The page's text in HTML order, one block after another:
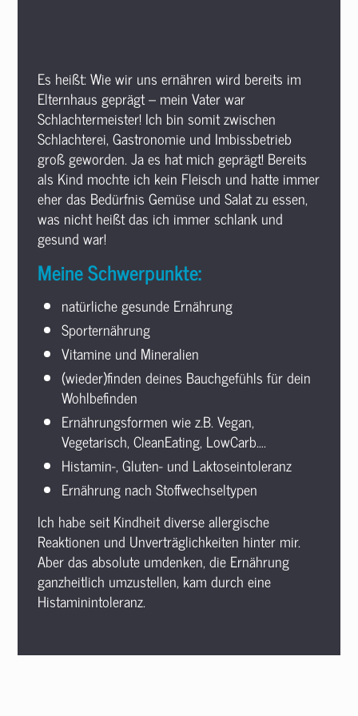
Es heißt: Wie wir uns ernähren wird bereits im
Elternhaus geprägt – mein Vater war
Schlachtermeister! Ich bin somit zwischen
Schlachterei, Gastronomie und Imbissbetrieb
groß geworden. Ja es hat mich geprägt! Bereits
als Kind mochte ich kein Fleisch und hatte immer
eher das Bedürfnis Gemüse und Salat zu essen,
was nicht heißt das ich immer schlank und
gesund war!
Meine Schwerpunkte:
natürliche gesunde Ernährung
Sporternährung
Vitamine und Mineralien
(wieder)finden deines Bauchgefühls für dein
Wohlbefinden
Ernährungsformen wie z.B. Vegan,
Vegetarisch, CleanEating, LowCarb….
Histamin-, Gluten- und Laktoseintoleranz
Ernährung nach Stoffwechseltypen
Ich habe seit Kindheit diverse allergische
Reaktionen und Unverträglichkeiten hinter mir.
Aber das absolute umdenken, die Ernährung
ganzheitlich umzustellen, kam durch eine
Histaminintoleranz.